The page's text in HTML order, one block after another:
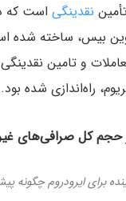
نقدینگی است که
بیس، ساخته شده
و تامین
حجم کل صرافی‌های
برای ایرودروم چگونه